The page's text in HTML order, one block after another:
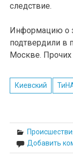
следствие.
Информацию о
подтвердили в
Москве. Прочих
Киевский
Добавить